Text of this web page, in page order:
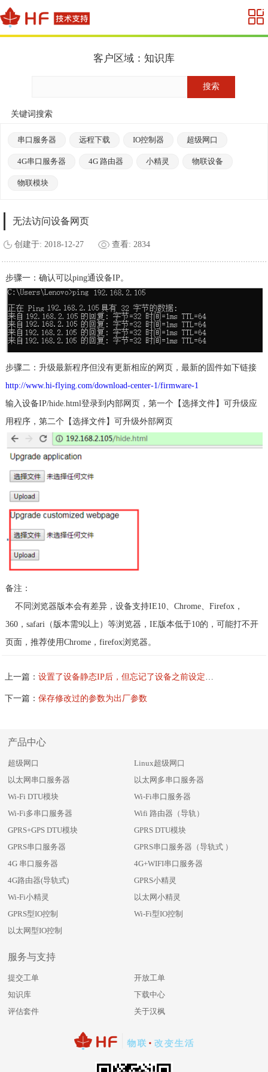
客户区域：知识库
关键词搜索
串口服务器 远程下载 IO控制器 超级网口
4G串口服务器 4G 路由器 小精灵 物联设备
物联模块
无法访问设备网页
创建于: 2018-12-27 查看: 2834
步骤一：确认可以ping通设备IP。
步骤二：升级最新程序但没有更新相应的网页，最新的固件如下链接
http://www.hi-flying.com/download-center-1/firmware-1
输入设备IP/hide.html登录到内部网页，第一个【选择文件】可升级应
用程序，第二个【选择文件】可升级外部网页
备注：
不同浏览器版本会有差异，设备支持IE10、 Chrome、 Firefox，
360，safari（版本需9以上） 等浏览器， IE版本低于10的，可能打不开
页面，推荐使用Chrome，firefox浏览器。
上一篇： 设置了设备静态IP后，但忘记了设备之前设定的参数且网络环境也变更了，如何恢复？
下一篇： 保存修改过的参数为出厂参数
产品中心
超级网口
Linux超级网口
以太网串口服务器
以太网多串口服务器
Wi-Fi DTU模块
Wi-Fi串口服务器
Wi-Fi多串口服务器
Wifi 路由器（导轨）
GPRS+GPS DTU模块
GPRS DTU模块
GPRS串口服务器
GPRS串口服务器（导轨式 ）
4G 串口服务器
4G+WIFI串口服务器
4G路由器(导轨式)
GPRS小精灵
Wi-Fi小精灵
以太网小精灵
GPRS型IO控制
Wi-Fi型IO控制
以太网型IO控制
服务与支持
提交工单
开放工单
知识库
下载中心
评估套件
关于汉枫